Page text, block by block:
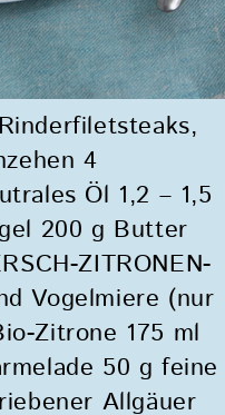
4
Öl 1,2 – 1,5
200 g Butter
ZITRONEN-
Vogelmiere (nur
Zitrone 175 ml
50 g feine
Allgäuer